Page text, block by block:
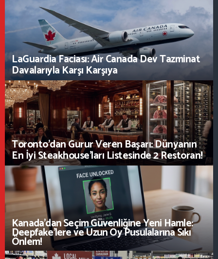
Göçmenlik
Göçmenlik Formu
Emlak
Emlak Formu
GÜNCEL
Haberler
Deneyim
Yaşam
Yazarlarımız
MEDYA
Youtube
Podcast
HAKKIMIZDA
İLETIŞIM
İş Birliği Ve Sponsorluk
LaGuardia Faciası: Air Canada Dev Tazminat
Davalarıyla Karşı Karşıya
Toronto’dan Gurur Veren Başarı: Dünyanın
En İyi Steakhouse’ları Listesinde 2 Restoran!
Kanada’dan Seçim Güvenliğine Yeni Hamle:
Deepfake’lere ve Uzun Oy Pusulalarına Sıkı
Önlem!